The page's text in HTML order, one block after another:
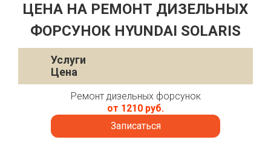
ЦЕНА НА РЕМОНТ ДИЗЕЛЬНЫХ
ФОРСУНОК HYUNDAI SOLARIS
Услуги
Цена
Ремонт дизельных форсунок
от 1210 руб.
Записаться